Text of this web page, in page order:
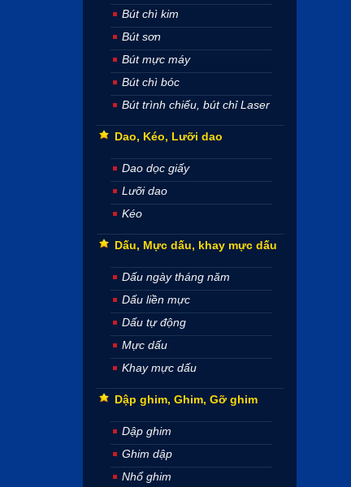
Bút chì kim
Bút sơn
Bút mực máy
Bút chì bóc
Bút trình chiếu, bút chỉ Laser
Dao, Kéo, Lưỡi dao
Dao dọc giấy
Lưỡi dao
Kéo
Dấu, Mực dấu, khay mực dấu
Dấu ngày tháng năm
Dấu liền mực
Dấu tự động
Mực dấu
Khay mực dấu
Dập ghim, Ghim, Gỡ ghim
Dập ghim
Ghim dập
Nhổ ghim